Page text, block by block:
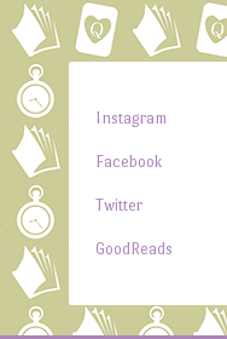
Instagram
Facebook
Twitter
GoodReads